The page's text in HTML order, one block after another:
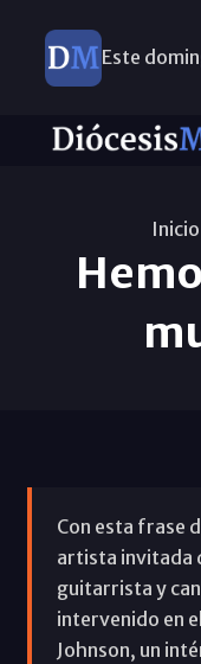
Este
Con esta frase
artista invitada
guitarrista y
intervenido en
Johnson, un